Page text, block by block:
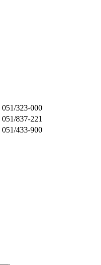
051/323-000
051/837-221
051/433-900